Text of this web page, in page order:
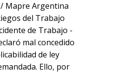
Mapre Argentina
del Trabajo
de Trabajo -
mal concedido
de ley
Ello, por